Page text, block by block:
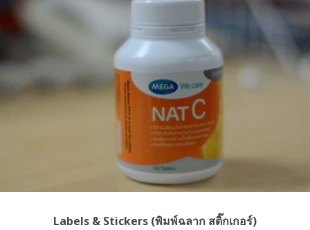
Labels & Stickers (พิมพ์ฉลาก สติ๊กเกอร์)